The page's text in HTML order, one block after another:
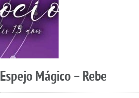
Espejo Mágico – Rebe